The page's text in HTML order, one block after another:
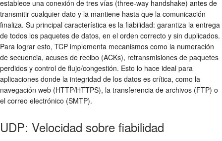
establece una conexión de tres vías (three-way handshake) antes de
transmitir cualquier dato y la mantiene hasta que la comunicación
finaliza. Su principal característica es la fiabilidad: garantiza la entrega
de todos los paquetes de datos, en el orden correcto y sin duplicados.
Para lograr esto, TCP implementa mecanismos como la numeración
de secuencia, acuses de recibo (ACKs), retransmisiones de paquetes
perdidos y control de flujo/congestión. Esto lo hace ideal para
aplicaciones donde la integridad de los datos es crítica, como la
navegación web (HTTP/HTTPS), la transferencia de archivos (FTP) o
el correo electrónico (SMTP).
UDP: Velocidad sobre fiabilidad